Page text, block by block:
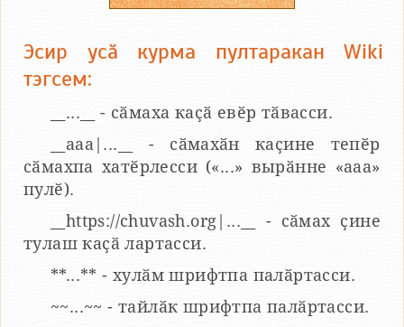
Эсир усӑ курма пултаракан Wiki
тэгсем:
__...__ - сӑмаха каҫӑ евӗр тӑвасси.
__aaa|...__ - сӑмахӑн каҫине тепӗр
сӑмахпа хатӗрлесси («...» вырӑнне «ааа»
пулӗ).
__https://chuvash.org|...__ - сӑмах ҫине
тулаш каҫӑ лартасси.
**...** - хулӑм шрифтпа палӑртасси.
~~...~~ - тайлӑк шрифтпа палӑртасси.